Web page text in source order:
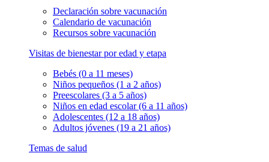
Declaración sobre vacunación
Calendario de vacunación
Recursos sobre vacunación
Visitas de bienestar por edad y etapa
Bebés (0 a 11 meses)
Niños pequeños (1 a 2 años)
Preescolares (3 a 5 años)
Niños en edad escolar (6 a 11 años)
Adolescentes (12 a 18 años)
Adultos jóvenes (19 a 21 años)
Temas de salud